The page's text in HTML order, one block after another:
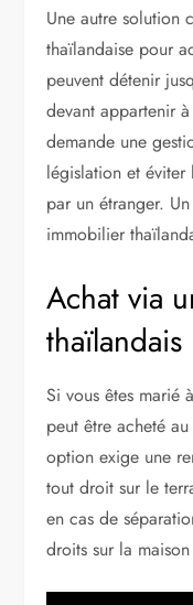
Une autre solution
thaïlandaise pour
peuvent détenir
devant appartenir
demande une
législation et
par un étranger.
immobilier
Achat via
thaïlandais
Si vous êtes marié
peut être acheté
option exige une
tout droit sur le
en cas de
droits sur la